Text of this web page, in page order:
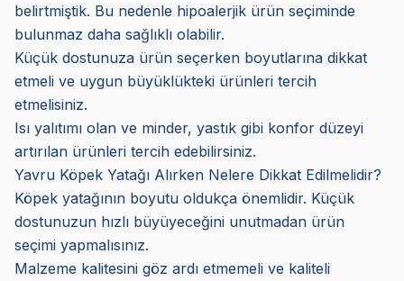
belirtmiştik. Bu nedenle hipoalerjik ürün seçiminde
bulunmaz daha sağlıklı olabilir.
Küçük dostunuza ürün seçerken boyutlarına dikkat
etmeli ve uygun büyüklükteki ürünleri tercih
etmelisiniz.
Isı yalıtımı olan ve minder, yastık gibi konfor düzeyi
artırılan ürünleri tercih edebilirsiniz.
Yavru Köpek Yatağı Alırken Nelere Dikkat Edilmelidir?
Köpek yatağının boyutu oldukça önemlidir. Küçük
dostunuzun hızlı büyüyeceğini unutmadan ürün
seçimi yapmalısınız.
Malzeme kalitesini göz ardı etmemeli ve kaliteli